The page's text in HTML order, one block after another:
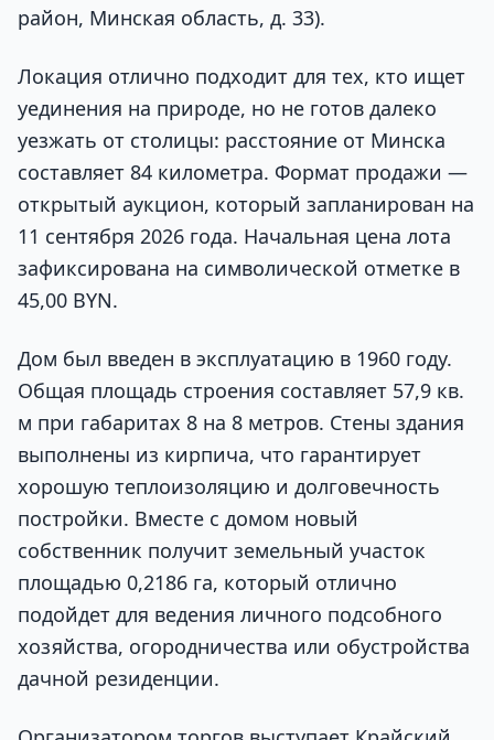
район, Минская область, д. 33).
Локация отлично подходит для тех, кто ищет
уединения на природе, но не готов далеко
уезжать от столицы: расстояние от Минска
составляет 84 километра. Формат продажи —
открытый аукцион, который запланирован на
11 сентября 2026 года. Начальная цена лота
зафиксирована на символической отметке в
45,00 BYN.
Дом был введен в эксплуатацию в 1960 году.
Общая площадь строения составляет 57,9 кв.
м при габаритах 8 на 8 метров. Стены здания
выполнены из кирпича, что гарантирует
хорошую теплоизоляцию и долговечность
постройки. Вместе с домом новый
собственник получит земельный участок
площадью 0,2186 га, который отлично
подойдет для ведения личного подсобного
хозяйства, огородничества или обустройства
дачной резиденции.